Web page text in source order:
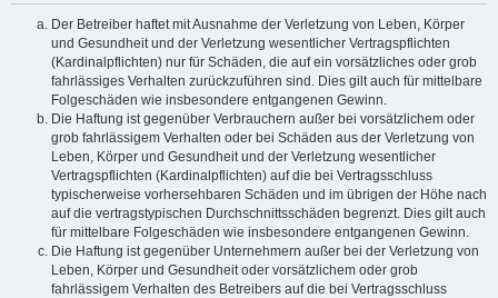
Der Betreiber haftet mit Ausnahme der Verletzung von Leben, Körper
und Gesundheit und der Verletzung wesentlicher Vertragspflichten
(Kardinalpflichten) nur für Schäden, die auf ein vorsätzliches oder grob
fahrlässiges Verhalten zurückzuführen sind. Dies gilt auch für mittelbare
Folgeschäden wie insbesondere entgangenen Gewinn.
Die Haftung ist gegenüber Verbrauchern außer bei vorsätzlichem oder
grob fahrlässigem Verhalten oder bei Schäden aus der Verletzung von
Leben, Körper und Gesundheit und der Verletzung wesentlicher
Vertragspflichten (Kardinalpflichten) auf die bei Vertragsschluss
typischerweise vorhersehbaren Schäden und im übrigen der Höhe nach
auf die vertragstypischen Durchschnittsschäden begrenzt. Dies gilt auch
für mittelbare Folgeschäden wie insbesondere entgangenen Gewinn.
Die Haftung ist gegenüber Unternehmern außer bei der Verletzung von
Leben, Körper und Gesundheit oder vorsätzlichem oder grob
fahrlässigem Verhalten des Betreibers auf die bei Vertragsschluss